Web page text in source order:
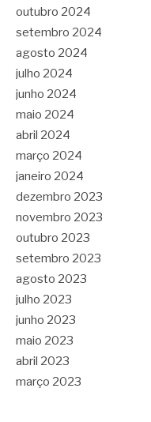
outubro 2024
setembro 2024
agosto 2024
julho 2024
junho 2024
maio 2024
abril 2024
março 2024
janeiro 2024
dezembro 2023
novembro 2023
outubro 2023
setembro 2023
agosto 2023
julho 2023
junho 2023
maio 2023
abril 2023
março 2023